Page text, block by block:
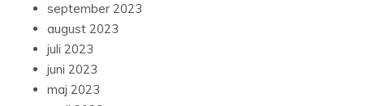
september 2023
august 2023
juli 2023
juni 2023
maj 2023